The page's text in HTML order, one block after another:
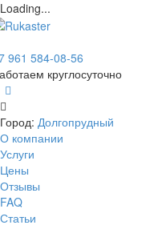
Loading...
961 584-08-56
круглосуточно
Город: Долгопрудный
О компании
Услуги
Цены
Отзывы
FAQ
Статьи